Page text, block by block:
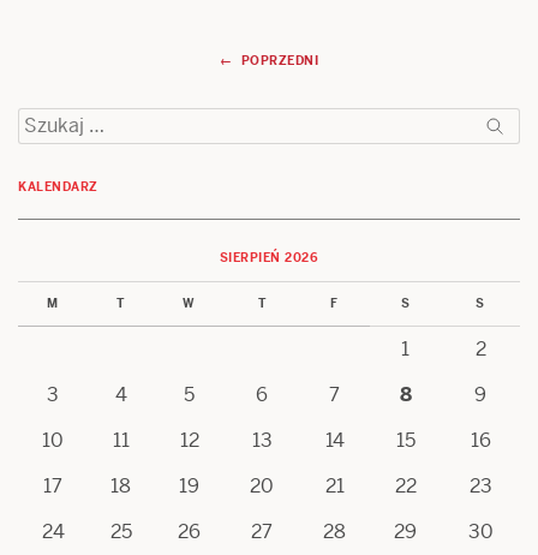
wpisów
← POPRZEDNI
Szukaj:
KALENDARZ
SIERPIEŃ 2026
M T W T F S S
1
2
3
4 5 6 7 8
9
10
11 12 13 14 15
16
17
18 19 20 21 22
23
24
25 26 27 28 29
30